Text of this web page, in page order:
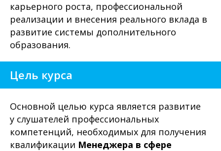
карьерного роста, профессиональной
реализации и внесения реального вклада в
развитие системы дополнительного
образования.
Цель курса
Основной целью курса является развитие
у слушателей профессиональных
компетенций, необходимых для получения
квалификации Менеджера в сфере